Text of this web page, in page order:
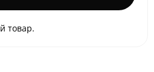
товар.